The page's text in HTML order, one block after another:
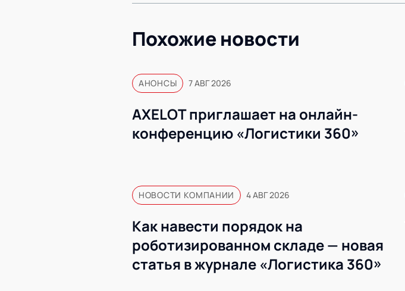
Похожие новости
АНОНСЫ 7 АВГ 2026
AXELOT приглашает на онлайн-
конференцию «Логистики 360»
НОВОСТИ КОМПАНИИ 4 АВГ 2026
Как навести порядок на
роботизированном складе — новая
статья в журнале «Логистика 360»